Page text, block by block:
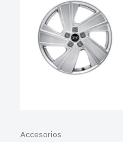
Accesorios